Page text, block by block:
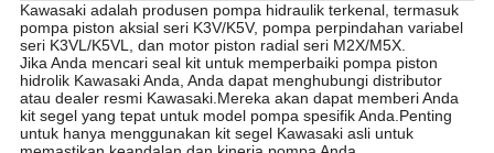
Kawasaki adalah produsen pompa hidraulik terkenal, termasuk
pompa piston aksial seri K3V/K5V, pompa perpindahan variabel
seri K3VL/K5VL, dan motor piston radial seri M2X/M5X.
Jika Anda mencari seal kit untuk memperbaiki pompa piston
hidrolik Kawasaki Anda, Anda dapat menghubungi distributor
atau dealer resmi Kawasaki.Mereka akan dapat memberi Anda
kit segel yang tepat untuk model pompa spesifik Anda.Penting
untuk hanya menggunakan kit segel Kawasaki asli untuk